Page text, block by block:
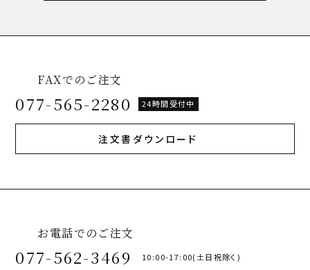
FAXでのご注文
077-565-2280 24時間受付中
注文書ダウンロード
お電話でのご注文
077-562-3469 10:00-17:00(土日祝除く)